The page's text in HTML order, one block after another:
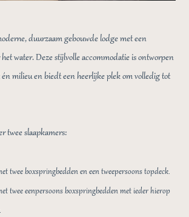
duurzaam gebouwde lodge met een
water. Deze stijlvolle accommodatie is ontworpen
milieu en biedt een heerlijke plek om volledig tot
twee slaapkamers:
twee boxspringbedden en een tweepersoons topdeck.
twee eenpersoons boxspringbedden met ieder hierop